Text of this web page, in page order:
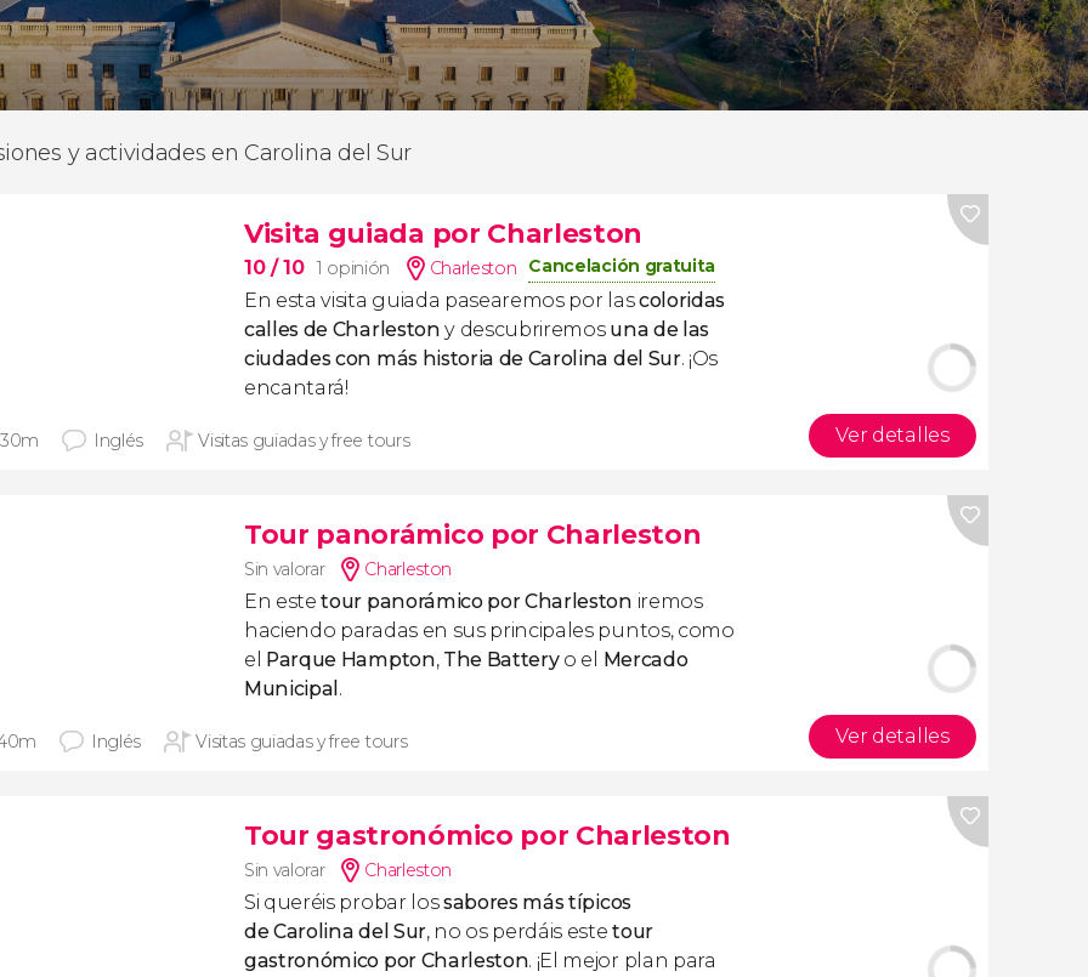
y actividades en Carolina del Sur
Visita guiada por Charleston
10/ 10 1 opinión Charleston Cancelación gratuita
En esta visita guiada pasearemos por lascoloridas
calles de Charleston y descubriremos una de las
ciudades con más historia de Carolina del Sur. ¡Os
encantará!
Inglés Visitas guiadas y free tours Ver detalles
Tour panorámico por Charleston
Sin valorar Charleston
En estetour panorámico por Charleston iremos
haciendo paradas en sus principales puntos, como
el Parque Hampton, The Batteryo el Mercado
Municipal .
Inglés Visitas guiadas y free tours Ver detalles
Tour gastronómico por Charleston
Sin valorar Charleston
Si queréis probar lossabores más típicos
de Carolina del Sur, no os perdáis estetour
gastronómico por Charleston. ¡El mejor plan para